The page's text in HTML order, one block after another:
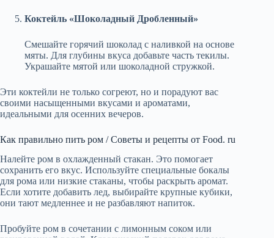
Коктейль «Шоколадный Дробленный»
Смешайте горячий шоколад с наливкой на основе
мяты. Для глубины вкуса добавьте часть текилы.
Украшайте мятой или шоколадной стружкой.
Эти коктейли не только согреют, но и порадуют вас
своими насыщенными вкусами и ароматами,
идеальными для осенних вечеров.
Как правильно пить ром / Советы и рецепты от Food. ru
Налейте ром в охлажденный стакан. Это помогает
сохранить его вкус. Используйте специальные бокалы
для рома или низкие стаканы, чтобы раскрыть аромат.
Если хотите добавить лед, выбирайте крупные кубики,
они тают медленнее и не разбавляют напиток.
Пробуйте ром в сочетании с лимонным соком или